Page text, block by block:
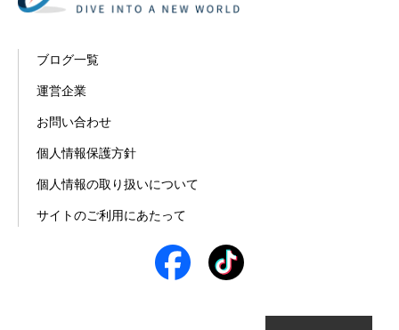
ブログ一覧
運営企業
お問い合わせ
個人情報保護方針
個人情報の取り扱いについて
サイトのご利用にあたって